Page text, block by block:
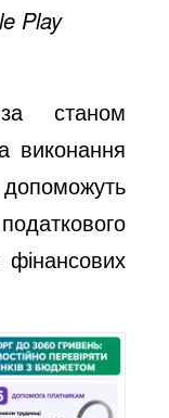
Play
станом
виконання
фінансових